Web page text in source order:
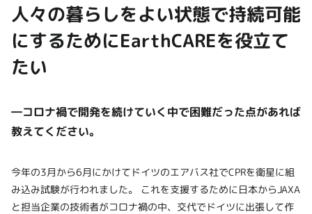
人々の暮らしをよい状態で持続可能
にするためにEarthCAREを役立て
たい
―コロナ禍で開発を続けていく中で困難だった点があれば
教えてください。
今年の3月から6月にかけてドイツのエアバス社でCPRを衛星に組
み込み試験が行われました。 これを支援するために日本からJAXA
と担当企業の技術者がコロナ禍の中、交代でドイツに出張して作